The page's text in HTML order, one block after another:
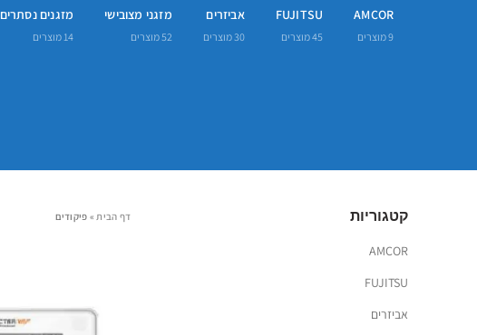
AMCOR
9מוצרים
FUJITSU
45מוצרים
אביזרים
30מוצרים
מזגני מצובישי
52מוצרים
מזגנים נסתרים
14מוצרים
קטגוריות
AMCOR
FUJITSU
אביזרים
דף הבית» פיקודים